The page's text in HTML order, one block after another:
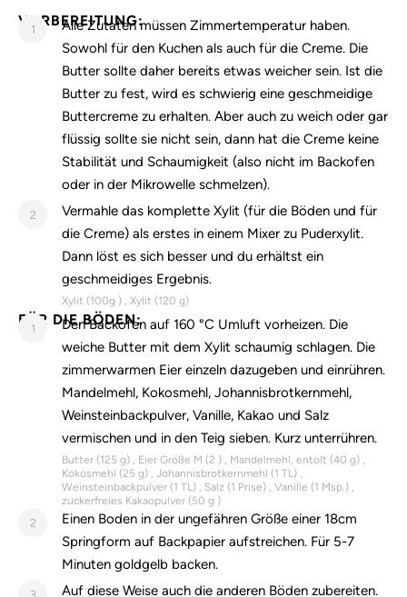
VORBEREITUNG:
1
Alle Zutaten müssen Zimmertemperatur haben.
Sowohl für den Kuchen als auch für die Creme. Die
Butter sollte daher bereits etwas weicher sein. Ist die
Butter zu fest, wird es schwierig eine geschmeidige
Buttercreme zu erhalten. Aber auch zu weich oder gar
flüssig sollte sie nicht sein, dann hat die Creme keine
Stabilität und Schaumigkeit (also nicht im Backofen
oder in der Mikrowelle schmelzen).
2
Vermahle das komplette Xylit (für die Böden und für
die Creme) als erstes in einem Mixer zu Puderxylit.
Dann löst es sich besser und du erhältst ein
geschmeidiges Ergebnis.
Xylit (100g ) Xylit (120 g)
FÜR DIE BÖDEN:
1
Den Backofen auf 160 °C Umluft vorheizen. Die
weiche Butter mit dem Xylit schaumig schlagen. Die
zimmerwarmen Eier einzeln dazugeben und einrühren.
Mandelmehl, Kokosmehl, Johannisbrotkernmehl,
Weinsteinbackpulver, Vanille, Kakao und Salz
vermischen und in den Teig sieben. Kurz unterrühren.
Butter (125 g) Eier Größe M (2 ) Mandelmehl, entölt (40 g)
Kokosmehl (25 g) Johannisbrotkernmehl (1 TL)
Weinsteinbackpulver (1 TL) Salz (1 Prise) Vanille (1 Msp.)
zuckerfreies Kakaopulver (50 g )
2
Einen Boden in der ungefähren Größe einer 18cm
Springform auf Backpapier aufstreichen. Für 5-7
Minuten goldgelb backen.
Auf diese Weise auch die anderen Böden zubereiten.